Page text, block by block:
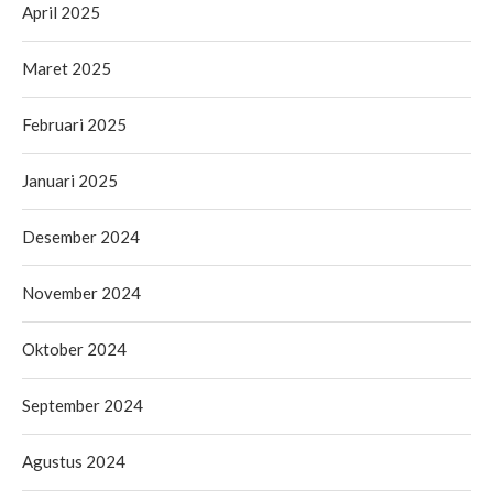
April 2025
Maret 2025
Februari 2025
Januari 2025
Desember 2024
November 2024
Oktober 2024
September 2024
Agustus 2024